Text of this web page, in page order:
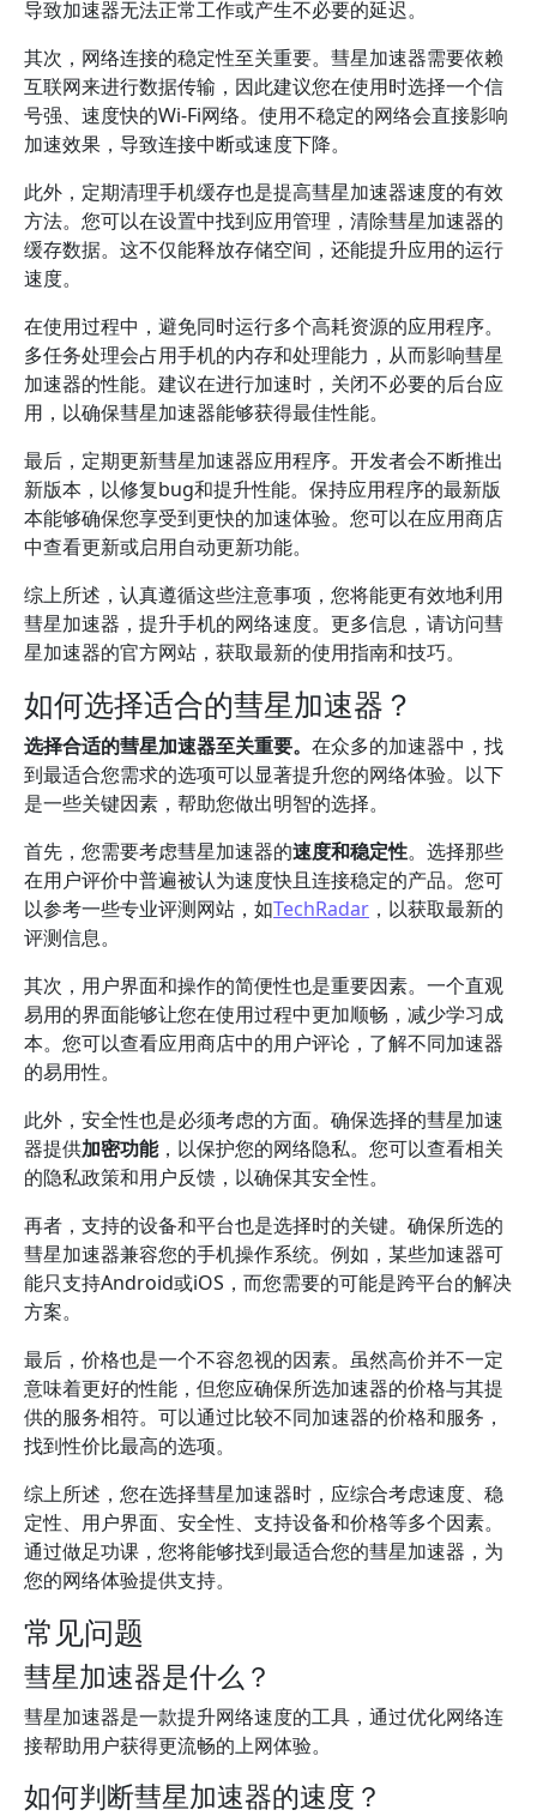
导致加速器无法正常工作或产生不必要的延迟。
其次，网络连接的稳定性至关重要。彗星加速器需要依赖
互联网来进行数据传输，因此建议您在使用时选择一个信
号强、速度快的Wi-Fi网络。使用不稳定的网络会直接影响
加速效果，导致连接中断或速度下降。
此外，定期清理手机缓存也是提高彗星加速器速度的有效
方法。您可以在设置中找到应用管理，清除彗星加速器的
缓存数据。这不仅能释放存储空间，还能提升应用的运行
速度。
在使用过程中，避免同时运行多个高耗资源的应用程序。
多任务处理会占用手机的内存和处理能力，从而影响彗星
加速器的性能。建议在进行加速时，关闭不必要的后台应
用，以确保彗星加速器能够获得最佳性能。
最后，定期更新彗星加速器应用程序。开发者会不断推出
新版本，以修复bug和提升性能。保持应用程序的最新版
本能够确保您享受到更快的加速体验。您可以在应用商店
中查看更新或启用自动更新功能。
综上所述，认真遵循这些注意事项，您将能更有效地利用
彗星加速器，提升手机的网络速度。更多信息，请访问彗
星加速器的官方网站，获取最新的使用指南和技巧。
如何选择适合的彗星加速器？
选择合适的彗星加速器至关重要。 在众多的加速器中，找
到最适合您需求的选项可以显著提升您的网络体验。以下
是一些关键因素，帮助您做出明智的选择。
首先，您需要考虑彗星加速器的速度和稳定性。选择那些
在用户评价中普遍被认为速度快且连接稳定的产品。您可
以参考一些专业评测网站，如TechRadar ，以获取最新的
评测信息。
其次，用户界面和操作的简便性也是重要因素。一个直观
易用的界面能够让您在使用过程中更加顺畅，减少学习成
本。您可以查看应用商店中的用户评论，了解不同加速器
的易用性。
此外，安全性也是必须考虑的方面。确保选择的彗星加速
器提供加密功能，以保护您的网络隐私。您可以查看相关
的隐私政策和用户反馈，以确保其安全性。
再者，支持的设备和平台也是选择时的关键。确保所选的
彗星加速器兼容您的手机操作系统。例如，某些加速器可
能只支持Android或iOS，而您需要的可能是跨平台的解决
方案。
最后，价格也是一个不容忽视的因素。虽然高价并不一定
意味着更好的性能，但您应确保所选加速器的价格与其提
供的服务相符。可以通过比较不同加速器的价格和服务，
找到性价比最高的选项。
综上所述，您在选择彗星加速器时，应综合考虑速度、稳
定性、用户界面、安全性、支持设备和价格等多个因素。
通过做足功课，您将能够找到最适合您的彗星加速器，为
您的网络体验提供支持。
常见问题
彗星加速器是什么？
彗星加速器是一款提升网络速度的工具，通过优化网络连
接帮助用户获得更流畅的上网体验。
如何判断彗星加速器的速度？